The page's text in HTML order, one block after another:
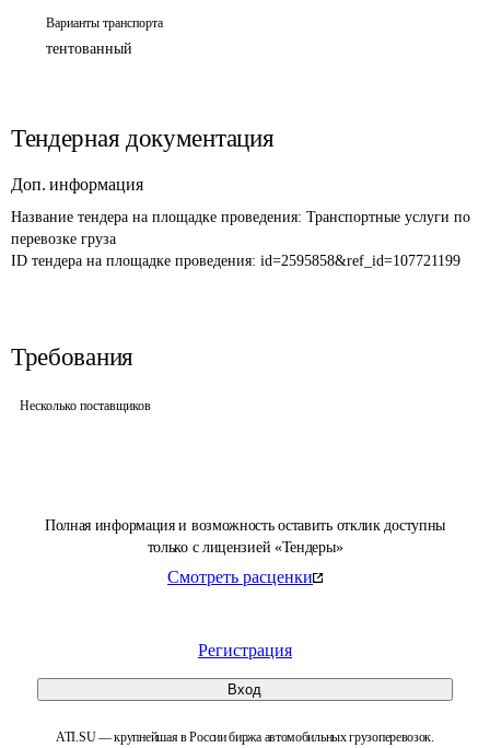
Полная информация и возможность оставить отклик доступны
только с лицензией «Тендеры»
Смотреть расценки
Регистрация
Вход
ATI.SU — крупнейшая в России биржа автомобильных грузоперевозок.
Варианты транспорта
тентованный
Тендерная документация
Доп. информация
Название тендера на площадке проведения: Транспортные услуги по
перевозке груза
ID тендера на площадке проведения: id=2595858&ref_id=107721199
Требования
Несколько поставщиков